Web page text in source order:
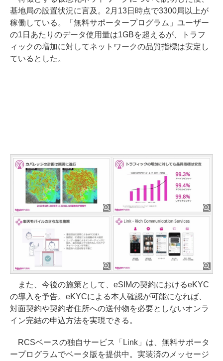
基地局の設置状況に言及。2月13日時点で3300局以上が
稼働している。「無料サポータープログラム」ユーザー
の1日あたりのデータ使用量は1GBを超えるが、トラフ
ィックの増加に対してネットワークの品質指標は安定し
ているとした。
また、今後の施策として、eSIMの契約におけるeKYC
の導入を予告。eKYCによる本人確認が可能になれば、
対面契約や契約者住所への送付物を必要としないオンラ
イン完結の申込方法を実現できる。
RCSベースの独自サービス「Link」は、無料サポータ
ープログラムでベータ版を提供中。実装済のメッセージ